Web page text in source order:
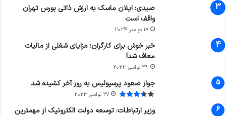
صیدی: ایلان ماسک به ارزش ذاتی بورس تهران
واقف است
18 نوامبر 2024
خبر خوش برای کارگران؛ مزایای شغلی از مالیات
معاف شد!
24 نوامبر 2024
جواز صعود پرسپولیس به روز آخر کشیده شد
27 نوامبر 2023
وزیر ارتباطات: توسعه دولت الکترونیک از مهمترین